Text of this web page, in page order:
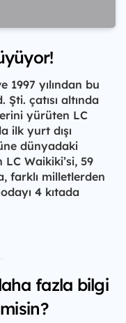
1997 yılından bu
çatısı altında
yürüten LC
ilk yurt dışı
dünyadaki
Waikiki’si, 59
farklı milletlerden
4 kıtada
fazla bilgi